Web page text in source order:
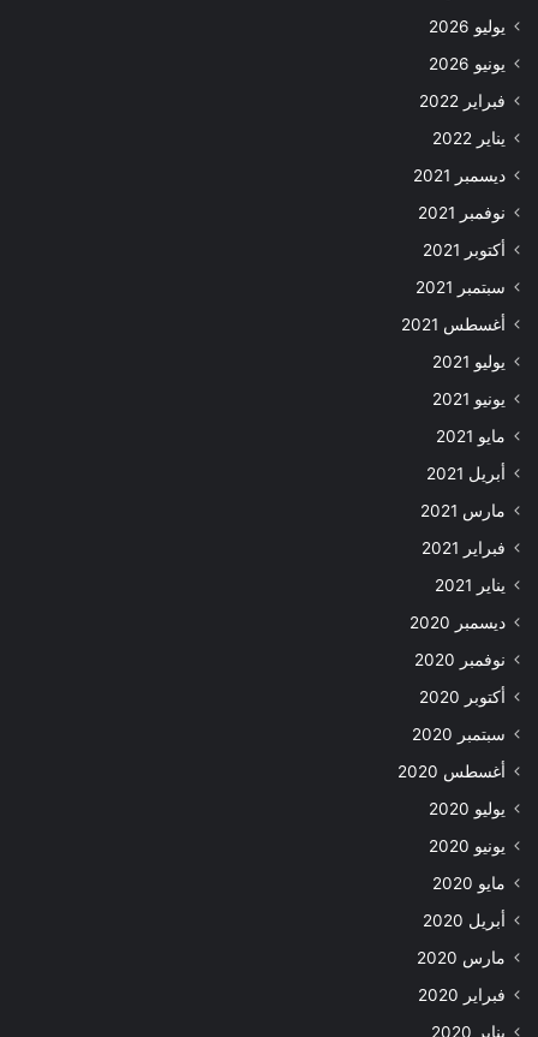
يوليو 2026
يونيو 2026
فبراير 2022
يناير 2022
ديسمبر 2021
نوفمبر 2021
أكتوبر 2021
سبتمبر 2021
أغسطس 2021
يوليو 2021
يونيو 2021
مايو 2021
أبريل 2021
مارس 2021
فبراير 2021
يناير 2021
ديسمبر 2020
نوفمبر 2020
أكتوبر 2020
سبتمبر 2020
أغسطس 2020
يوليو 2020
يونيو 2020
مايو 2020
أبريل 2020
مارس 2020
فبراير 2020
يناير 2020